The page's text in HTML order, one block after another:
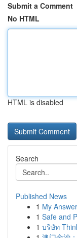
Submit a Comment
No HTML
HTML is disabled
Search
Published News
1 My
1 Safe and
1 บริษัท